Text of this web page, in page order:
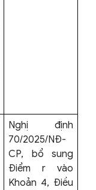
Nghị định
70/2025/NĐ-
CP, bổ sung
Điểm r vào
Khoản 4, Điều